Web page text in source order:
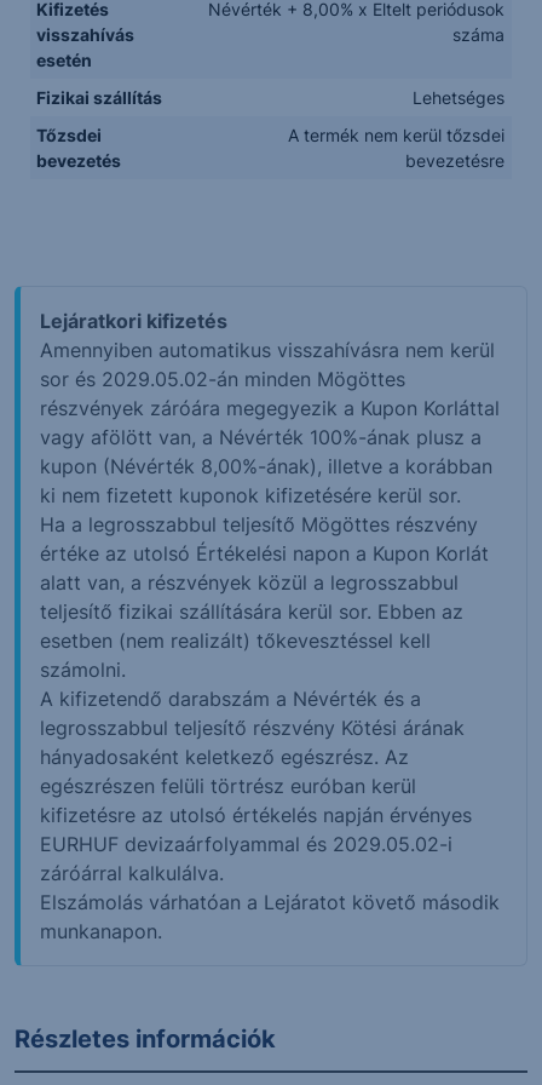
Kifizetés
visszahívás
esetén
Névérték + 8,00% x Eltelt periódusok
száma
Fizikai szállítás
Lehetséges
Tőzsdei
bevezetés
A termék nem kerül tőzsdei
bevezetésre
Lejáratkori kifizetés
Amennyiben automatikus visszahívásra nem kerül
sor és 2029.05.02-án minden Mögöttes
részvények záróára megegyezik a Kupon Korláttal
vagy afölött van, a Névérték 100%-ának plusz a
kupon (Névérték 8,00%-ának), illetve a korábban
ki nem fizetett kuponok kifizetésére kerül sor.
Ha a legrosszabbul teljesítő Mögöttes részvény
értéke az utolsó Értékelési napon a Kupon Korlát
alatt van, a részvények közül a legrosszabbul
teljesítő fizikai szállítására kerül sor. Ebben az
esetben (nem realizált) tőkevesztéssel kell
számolni.
A kifizetendő darabszám a Névérték és a
legrosszabbul teljesítő részvény Kötési árának
hányadosaként keletkező egészrész. Az
egészrészen felüli törtrész euróban kerül
kifizetésre az utolsó értékelés napján érvényes
EURHUF devizaárfolyammal és 2029.05.02-i
záróárral kalkulálva.
Elszámolás várhatóan a Lejáratot követő második
munkanapon.
Részletes információk